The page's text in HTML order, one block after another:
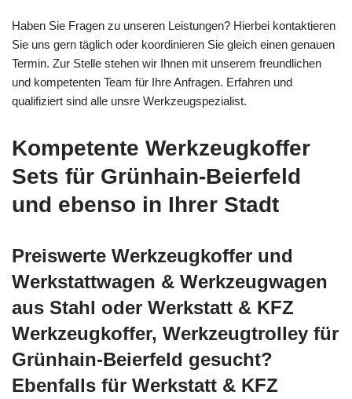
Haben Sie Fragen zu unseren Leistungen? Hierbei kontaktieren
Sie uns gern täglich oder koordinieren Sie gleich einen genauen
Termin. Zur Stelle stehen wir Ihnen mit unserem freundlichen
und kompetenten Team für Ihre Anfragen. Erfahren und
qualifiziert sind alle unsre Werkzeugspezialist.
Kompetente Werkzeugkoffer
Sets für Grünhain-Beierfeld
und ebenso in Ihrer Stadt
Preiswerte Werkzeugkoffer und
Werkstattwagen & Werkzeugwagen
aus Stahl oder Werkstatt & KFZ
Werkzeugkoffer, Werkzeugtrolley für
Grünhain-Beierfeld gesucht?
Ebenfalls für Werkstatt & KFZ